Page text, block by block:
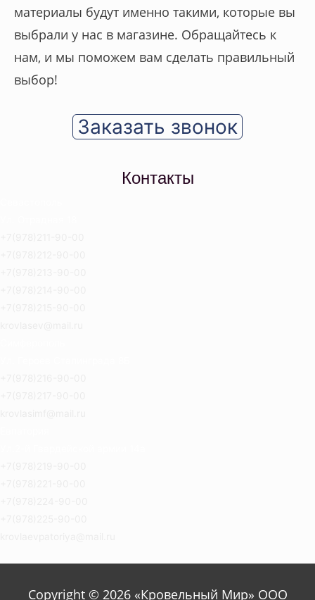
материалы будут именно такими, которые вы
выбрали у нас в магазине. Обращайтесь к
нам, и мы поможем вам сделать правильный
выбор!
Заказать звонок
Контакты
Copyright © 2026 «Кровельный Мир» ООО